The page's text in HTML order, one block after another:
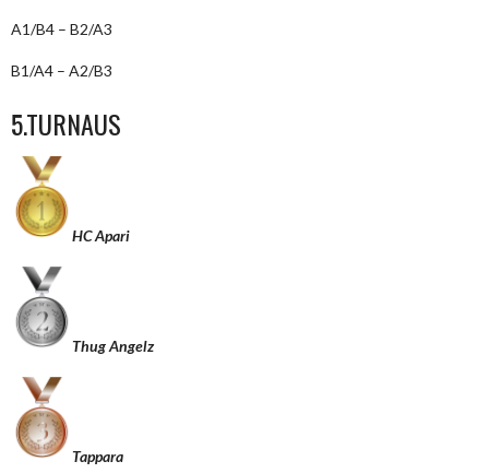
A1/B4 – B2/A3
B1/A4 – A2/B3
5.TURNAUS
HC Apari
Thug Angelz
Tappara